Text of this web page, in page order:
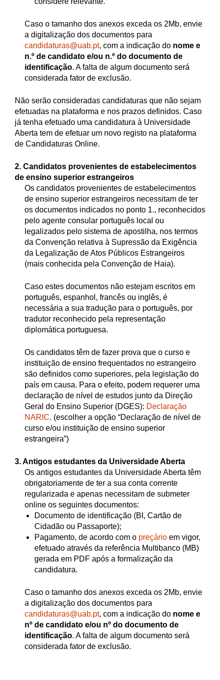
Caso o tamanho dos anexos exceda os 2Mb, envie
a digitalização dos documentos para
candidaturas@uab.pt, com a indicação do nome e
n.º de candidato e/ou n.º do documento de
identificação. A falta de algum documento será
considerada fator de exclusão.
Não serão consideradas candidaturas que não sejam
efetuadas na plataforma e nos prazos definidos. Caso
já tenha efetuado uma candidatura à Universidade
Aberta tem de efetuar um novo registo na plataforma
de Candidaturas Online.
2. Candidatos provenientes de estabelecimentos
de ensino superior estrangeiros
Os candidatos provenientes de estabelecimentos
de ensino superior estrangeiros necessitam de ter
os documentos indicados no ponto 1., reconhecidos
pelo agente consular português local ou
legalizados pelo sistema de apostilha, nos termos
da Convenção relativa à Supressão da Exigência
da Legalização de Atos Públicos Estrangeiros
(mais conhecida pela Convenção de Haia).
Caso estes documentos não estejam escritos em
português, espanhol, francês ou inglês, é
necessária a sua tradução para o português, por
tradutor reconhecido pela representação
diplomática portuguesa.
Os candidatos têm de fazer prova que o curso e
instituição de ensino frequentados no estrangeiro
são definidos como superiores, pela legislação do
país em causa. Para o efeito, podem requerer uma
declaração de nível de estudos junto da Direção
Geral do Ensino Superior (DGES): Declaração
NARIC. (escolher a opção “Declaração de nível de
curso e/ou instituição de ensino superior
estrangeira”)
3. Antigos estudantes da Universidade Aberta
Os antigos estudantes da Universidade Aberta têm
obrigatoriamente de ter a sua conta corrente
regularizada e apenas necessitam de submeter
online os seguintes documentos:
Documento de identificação (BI, Cartão de
Cidadão ou Passaporte);
Pagamento, de acordo com o preçário em vigor,
efetuado através da referência Multibanco (MB)
gerada em PDF após a formalização da
candidatura.
Caso o tamanho dos anexos exceda os 2Mb, envie
a digitalização dos documentos para
candidaturas@uab.pt, com a indicação do nome e
nº de candidato e/ou nº do documento de
identificação. A falta de algum documento será
considerada fator de exclusão.